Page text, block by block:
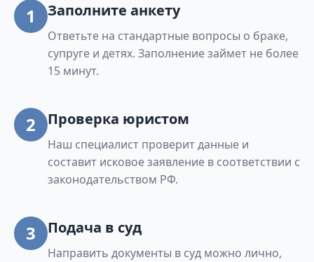
1 Заполните анкету
Ответьте на стандартные вопросы о браке,
супруге и детях. Заполнение займет не более
15 минут.
2 Проверка юристом
Наш специалист проверит данные и
составит исковое заявление в соответствии с
законодательством РФ.
3 Подача в суд
Направить документы в суд можно лично,